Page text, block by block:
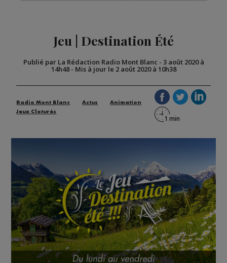
Jeu | Destination Été
Publié par La Rédaction Radio Mont Blanc - 3 août 2020 à
14h48- Mis à jour le 2 août 2020 à 10h38
Radio Mont Blanc Actus
Animation
Jeux Cloturés